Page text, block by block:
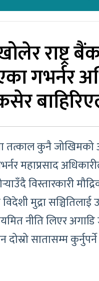
राष्ट्र
गभर्नर
तत्काल कुनै
महाप्रसाद
विस्तारकारी
मुद्रा सञ्चितिलाई
नीति लिएर
दोस्रो सातासम्म